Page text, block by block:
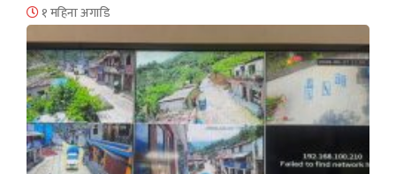
१ महिना अगाडि